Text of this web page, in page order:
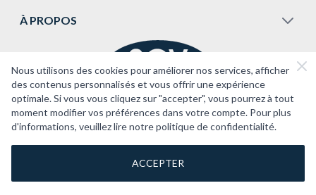
Nous utilisons des cookies pour améliorer nos services, afficher
des contenus personnalisés et vous offrir une expérience
optimale. Si vous vous cliquez sur "accepter", vous pourrez à tout
moment modifier vos préférences dans votre compte. Pour plus
d'informations, veuillez lire notre politique de confidentialité.
ACCEPTER
À PROPOS